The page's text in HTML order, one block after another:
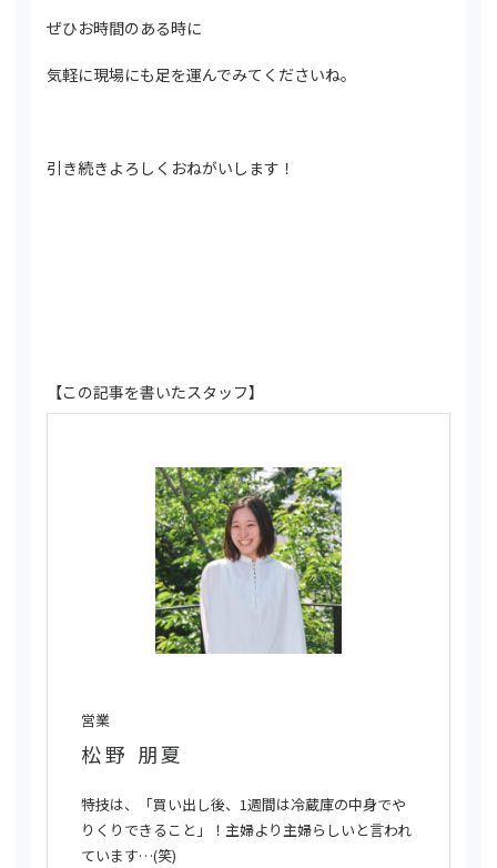
ぜひお時間のある時に
気軽に現場にも足を運んでみてくださいね。
引き続きよろしくおねがいします！
【この記事を書いたスタッフ】
営業
松野 朋夏
特技は、「買い出し後、1週間は冷蔵庫の中身でや
りくりできること」！主婦より主婦らしいと言われ
ています…(笑)